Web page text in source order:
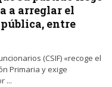
a arreglar el
entre
(CSIF) «recoge el
Primaria y exige
...